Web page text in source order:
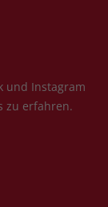
und Instagram
zu erfahren.